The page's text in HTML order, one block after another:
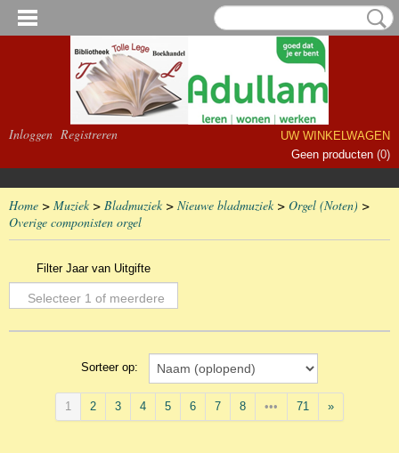
Inloggen Registreren
UW WINKELWAGEN
Geen producten (0)
Home > Muziek> Bladmuziek> Nieuwe bladmuziek> Orgel (Noten) >
Overige componisten orgel
Filter Jaar van Uitgifte
Selecteer 1 of meerdere
Sorteer op:
1 2 3 4 5 6 7 8 ••• 71 »